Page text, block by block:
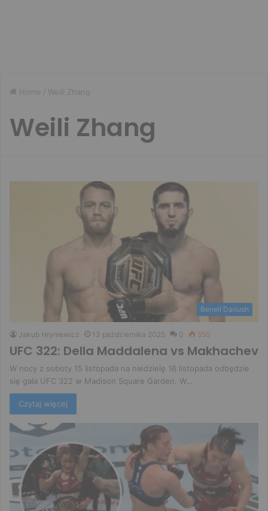
Home / Weili Zhang
Weili Zhang
Beneil Dariush
Jakub Hryniewicz 13 października 2025 0 550
UFC 322: Della Maddalena vs Makhachev
W nocy z soboty 15 listopada na niedzielę 16 listopada odbędzie
się gala UFC 322 w Madison Square Garden. W…
Czytaj więcej